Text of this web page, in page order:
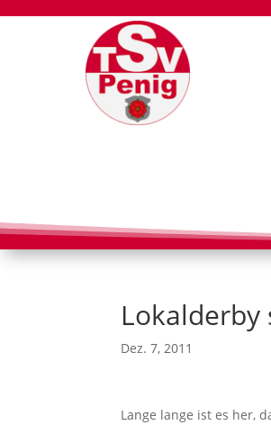
Dez. 7, 2011
Lange lange ist es her,